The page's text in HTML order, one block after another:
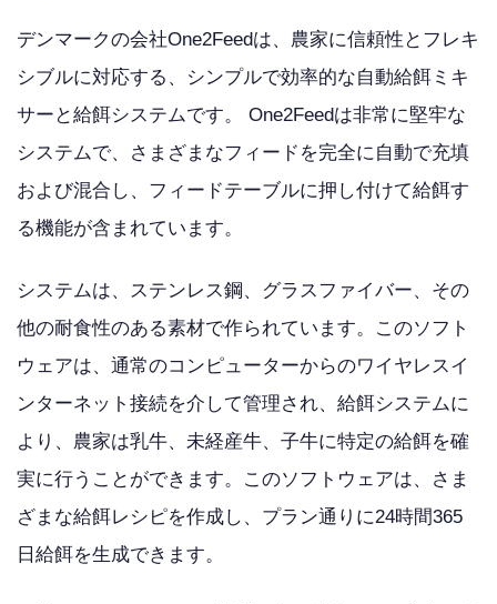
デンマークの会社One2Feedは、農家に信頼性とフレキ
シブルに対応する、シンプルで効率的な自動給餌ミキ
サーと給餌システムです。 One2Feedは非常に堅牢な
システムで、さまざまなフィードを完全に自動で充填
および混合し、フィードテーブルに押し付けて給餌す
る機能が含まれています。
システムは、ステンレス鋼、グラスファイバー、その
他の耐食性のある素材で作られています。このソフト
ウェアは、通常のコンピューターからのワイヤレスイ
ンターネット接続を介して管理され、給餌システムに
より、農家は乳牛、未経産牛、子牛に特定の給餌を確
実に行うことができます。このソフトウェアは、さま
ざまな給餌レシピを作成し、プラン通りに24時間365
日給餌を生成できます。